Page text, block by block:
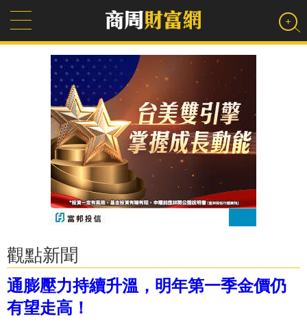
觀點新聞
通膨壓力持續升溫，明年第一季金價仍
有望走高！